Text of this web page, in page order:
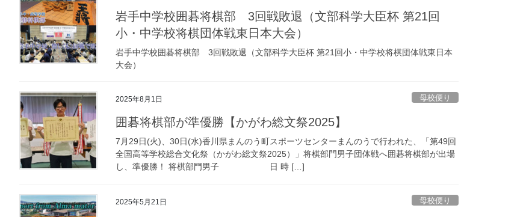
岩手中学校囲碁将棋部 3回戦敗退（文部科学大臣杯 第21回
小・中学校将棋団体戦東日本大会）
岩手中学校囲碁将棋部 3回戦敗退（文部科学大臣杯 第21回小・中学校将棋団体戦東日本
大会）
2025年8月1日 母校便り
囲碁将棋部が準優勝【かがわ総文祭2025】
7月29日(火)、30日(水)香川県まんのう町スポーツセンターまんのうで行われた、「第49回
全国高等学校総合文化祭（かがわ総文祭2025）」将棋部門男子団体戦へ囲碁将棋部が出場
し、準優勝！ 将棋部門男子 日 時 […]
2025年5月21日 母校便り